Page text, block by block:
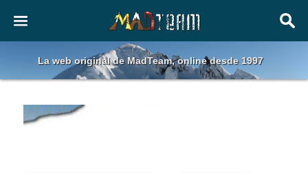
La web original de MadTeam, online desde 1997